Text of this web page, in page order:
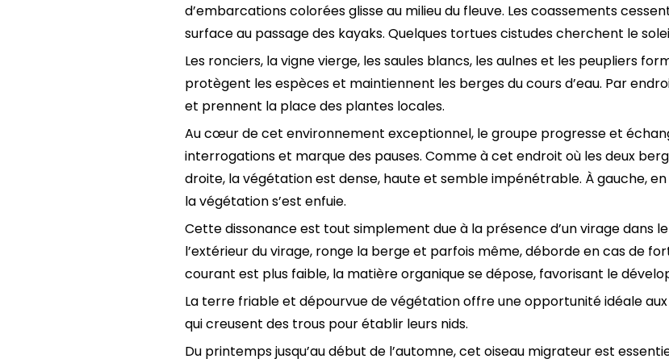
d’embarcations colorées glisse au milieu du fleuve. Les coassements
surface au passage des kayaks. Quelques tortues cistudes cherchent le
Les ronciers, la vigne vierge, les saules blancs, les aulnes et les peupliers
protègent les espèces et maintiennent les berges du cours d’eau. Par
et prennent la place des plantes locales.
Au cœur de cet environnement exceptionnel, le groupe progresse et
interrogations et marque des pauses. Comme à cet endroit où les deux
droite, la végétation est dense, haute et semble impénétrable. À gauche,
la végétation s’est enfuie.
Cette dissonance est tout simplement due à la présence d’un virage dans
l’extérieur du virage, ronge la berge et parfois même, déborde en cas de
courant est plus faible, la matière organique se dépose, favorisant le
La terre friable et dépourvue de végétation offre une opportunité idéale
qui creusent des trous pour établir leurs nids.
Du printemps jusqu’au début de l’automne, cet oiseau migrateur est